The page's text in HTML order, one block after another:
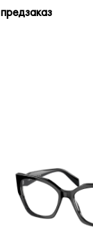
предзаказ